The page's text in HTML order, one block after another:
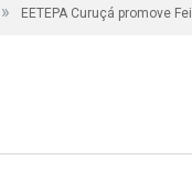
» EETEPA Curuçá promove